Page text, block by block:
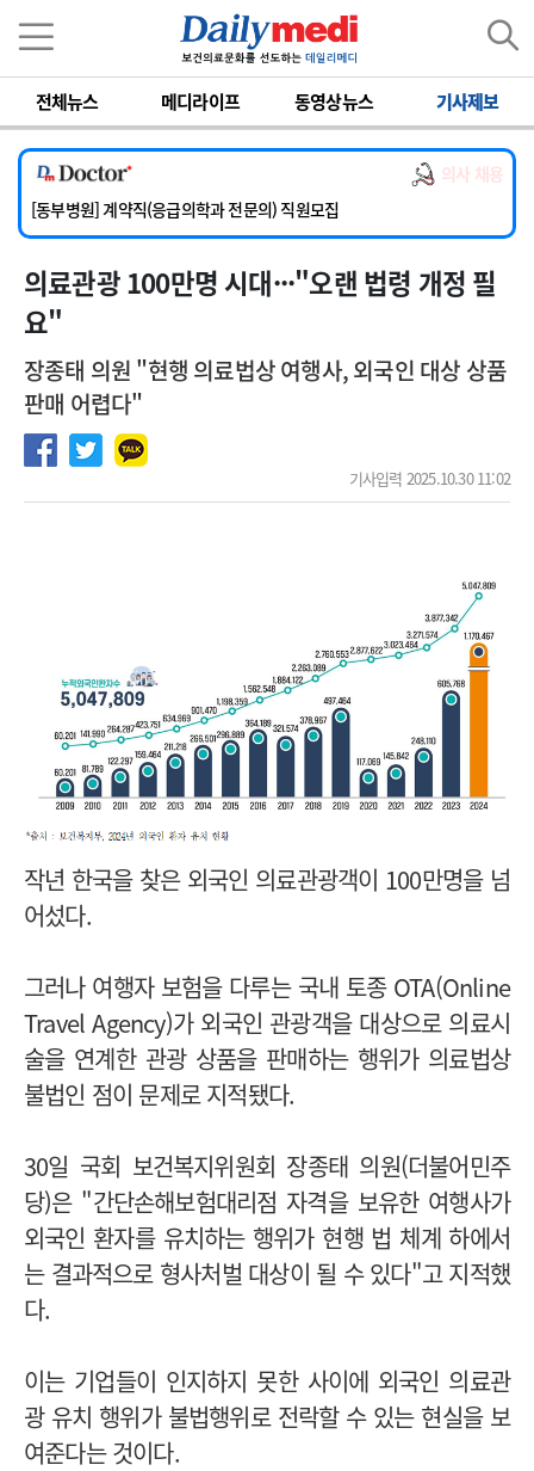
전체뉴스 메디라이프 동영상뉴스 기사제보
의사 채용
[서울아산병원] 2026년 하반기 인턴 모집
[영남대학교의료원] 마취통증의학과 임기제 임상의사 채용
[충남대학교병원] 소아청소년과(소아응급전담) 계약직 의사 공개채용
[동부병원] 계약직(응급의학과 전문의) 직원모집
[이대목동병원] 하반기 전공의(레지던트1년차) 모집
[서울아산병원] 2026년 하반기 인턴 모집
[영남대학교의료원] 마취통증의학과 임기제 임상의사 채용
의료관광 100만명 시대···"오랜 법령 개정 필
요"
장종태 의원 "현행 의료법상 여행사, 외국인 대상 상품
판매 어렵다"
기사입력 2025.10.30 11:02
작년 한국을 찾은 외국인 의료관광객이 100만명을 넘
어섰다.
그러나 여행자 보험을 다루는 국내 토종 OTA(Online
Travel Agency)가 외국인 관광객을 대상으로 의료시
술을 연계한 관광 상품을 판매하는 행위가 의료법상
불법인 점이 문제로 지적됐다.
30일 국회 보건복지위원회 장종태 의원(더불어민주
당)은 "간단손해보험대리점 자격을 보유한 여행사가
외국인 환자를 유치하는 행위가 현행 법 체계 하에서
는 결과적으로 형사처벌 대상이 될 수 있다"고 지적했
다.
이는 기업들이 인지하지 못한 사이에 외국인 의료관
광 유치 행위가 불법행위로 전락할 수 있는 현실을 보
여준다는 것이다.